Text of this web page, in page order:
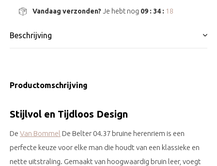
Vandaag verzonden? Je hebt nog 09 : 34 : 18
Beschrijving
Productomschrijving
Stijlvol en Tijdloos Design
De Van Bommel De Belter 04.37 bruine herenriem is een
perfecte keuze voor elke man die houdt van een klassieke en
nette uitstraling. Gemaakt van hoogwaardig bruin leer, voegt